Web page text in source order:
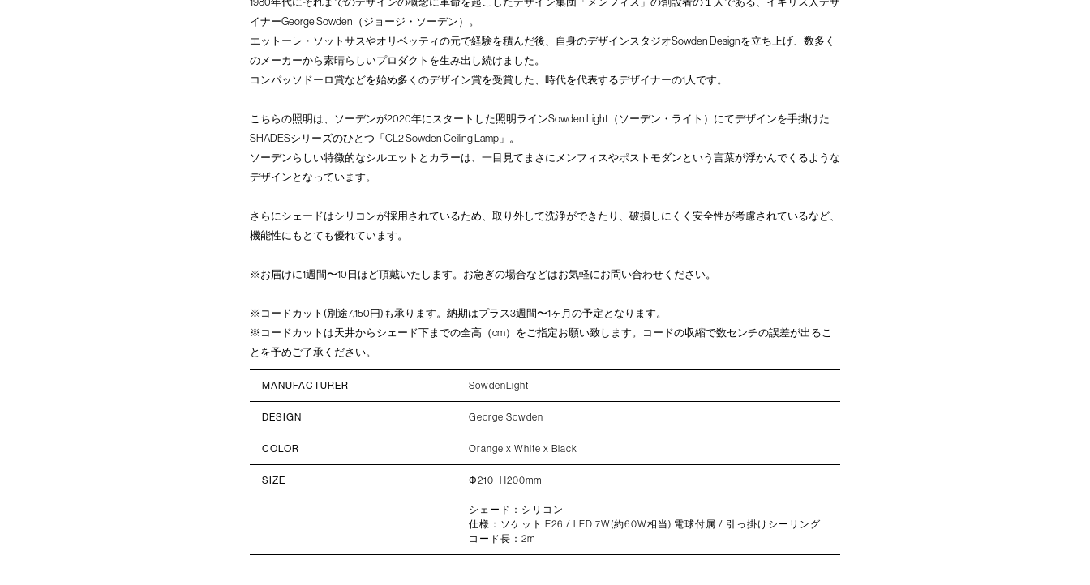
イナーGeorge Sowden（ジョージ・ソーデン）。
エットーレ・ソットサスやオリベッティの元で経験を積んだ後、自身のデザインスタジオSowden Designを立ち上げ、数多く
のメーカーから素晴らしいプロダクトを生み出し続けました。
コンパッソドーロ賞などを始め多くのデザイン賞を受賞した、時代を代表するデザイナーの1人です。
こちらの照明は、ソーデンが2020年にスタートした照明ラインSowden Light（ソーデン・ライト）にてデザインを手掛けた
SHADESシリーズのひとつ「CL2 Sowden Ceiling Lamp」。
ソーデンらしい特徴的なシルエットとカラーは、一目見てまさにメンフィスやポストモダンという言葉が浮かんでくるような
デザインとなっています。
さらにシェードはシリコンが採用されているため、取り外して洗浄ができたり、破損しにくく安全性が考慮されているなど、
機能性にもとても優れています。
※お届けに1週間〜10日ほど頂戴いたします。お急ぎの場合などはお気軽にお問い合わせください。
※コードカット(別途7,150円)も承ります。納期はプラス3週間〜1ヶ月の予定となります。
※コードカットは天井からシェード下までの全高（cm）をご指定お願い致します。コードの収縮で数センチの誤差が出るこ
とを予めご了承ください。
MANUFACTURER SowdenLight
DESIGN George Sowden
COLOR Orange x White x Black
SIZE Φ210･H200mm
シェード：シリコン
仕様：ソケット E26 / LED 7W(約60W相当) 電球付属 / 引っ掛けシーリング
コード長：2m